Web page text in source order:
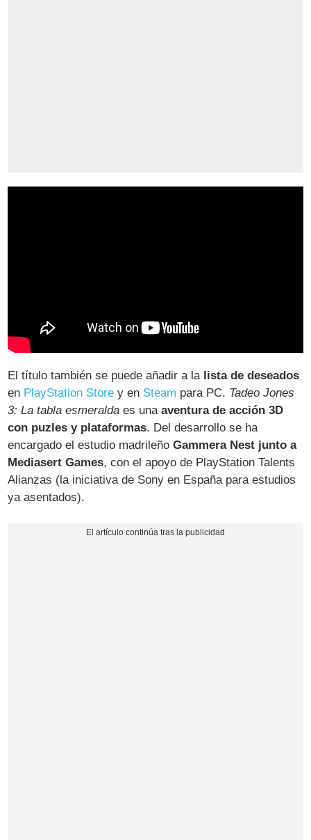
El título también se puede añadir a la lista de deseados
en PlayStation Store y en Steam para PC. Tadeo Jones
3: La tabla esmeralda es unaaventura de acción 3D
con puzles y plataformas. Del desarrollo se ha
encargado el estudio madrileñoGammera Nest junto a
Mediasert Games, con el apoyo de PlayStation Talents
Alianzas (la iniciativa de Sony en España para estudios
ya asentados).